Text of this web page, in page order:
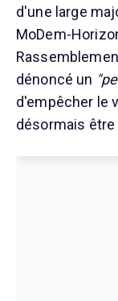
d'une large
MoDem-
dénoncé un
d'empêcher le
désormais être